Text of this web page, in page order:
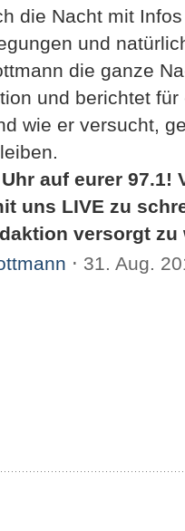
die Nacht mit
und
die ganze
und berichtet
wie er versucht,
auf eurer 97.1!
uns LIVE zu
versorgt zu
⋅ 31. Aug.